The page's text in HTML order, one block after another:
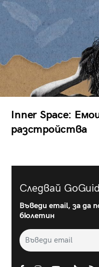
Inner Space:
разстройства
Следвай
Въведи email, за да
бюлетин